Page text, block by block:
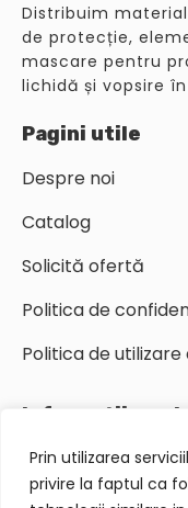
Prin utilizarea
privire la faptul ca
Distribuim
de protecție,
mascare pentru
lichidă și vopsire
Pagini utile
Despre noi
Catalog
Solicită ofertă
Politica de
Politica de utilizare
Informații
+40 744 479